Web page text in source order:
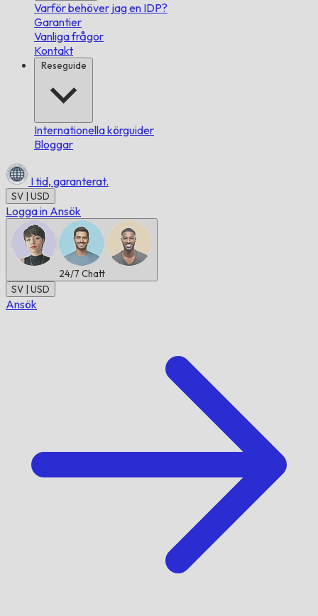
Varför behöver jag en IDP?
Garantier
Vanliga frågor
Kontakt
Reseguide
Internationella körguider
Bloggar
I tid, garanterat.
SV | USD
Logga in Ansök
24/7 Chatt
SV | USD
Ansök